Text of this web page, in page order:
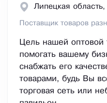
Липецкая
Поставщик товаров
Цель нашей оптовой
помогать вашему
снабжать его
товарами, будь Вы
торговая сеть или